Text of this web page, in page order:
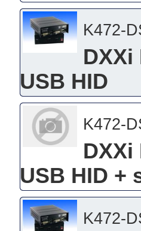
K472-
USB HID
K472-
USB HID +
K472-